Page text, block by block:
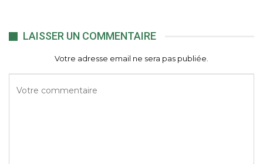
LAISSER UN COMMENTAIRE
Votre adresse email ne sera pas publiée.